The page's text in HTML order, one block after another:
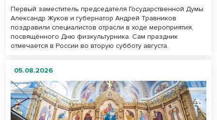
Первый заместитель председателя Государственной Думы
Александр Жуков и губернатор Андрей Травников
поздравили специалистов отрасли в ходе мероприятия,
посвящённого Дню физкультурника. Сам праздник
отмечается в России во вторую субботу августа.
05.08.2026